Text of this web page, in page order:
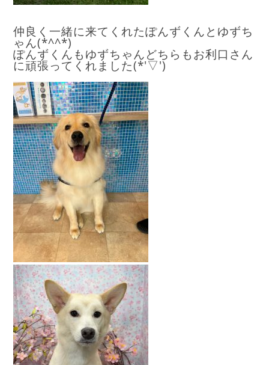
仲良く一緒に来てくれたぽんずくんとゆずち
ゃん(*^^*)
ぽんずくんもゆずちゃんどちらもお利口さん
に頑張ってくれました(*'▽')